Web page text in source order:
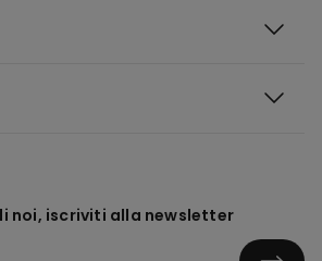
noi, iscriviti alla newsletter